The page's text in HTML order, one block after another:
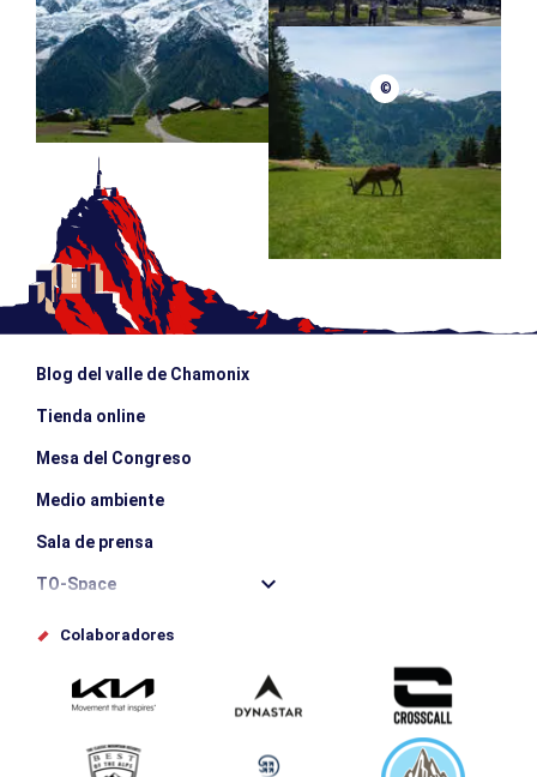
©
Blog del valle de Chamonix
Tienda online
Mesa del Congreso
Medio ambiente
Sala de prensa
TO-Space
Offices de tourisme
Envíe su evento
Service groupes et séminaires
Colaboradores